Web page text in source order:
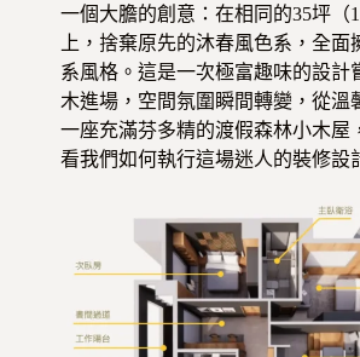
一個大膽的創意：在相同的35坪（
上，捨棄原先的沐春風色系，全面
系風格。這是一次極富趣味的設計
木進場，空間氛圍瞬間轉變，從溫
一座充滿芬多精的渡假森林小木屋
看我們如何執行這場迷人的裝修